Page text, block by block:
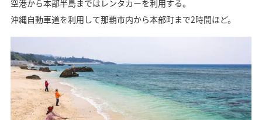
空港から本部半島まではレンタカーを利用する。
沖縄自動車道を利用して那覇市内から本部町まで2時間ほど。